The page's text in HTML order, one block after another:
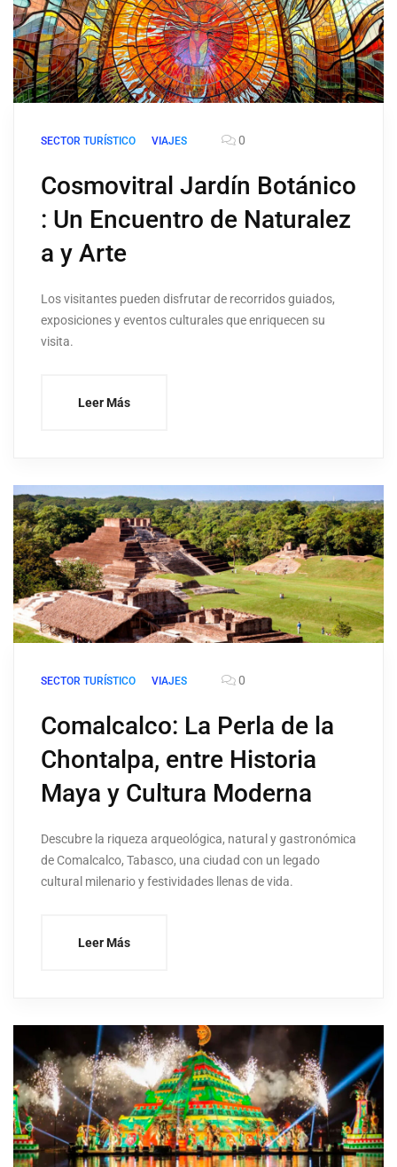
SECTOR TURÍSTICO VIAJES 0
Cosmovitral Jardín Botánico
: Un Encuentro de Naturalez
a y Arte
Los visitantes pueden disfrutar de recorridos guiados,
exposiciones y eventos culturales que enriquecen su
visita.
Leer Más
SECTOR TURÍSTICO VIAJES 0
Comalcalco: La Perla de la
Chontalpa, entre Historia
Maya y Cultura Moderna
Descubre la riqueza arqueológica, natural y gastronómica
de Comalcalco, Tabasco, una ciudad con un legado
cultural milenario y festividades llenas de vida.
Leer Más